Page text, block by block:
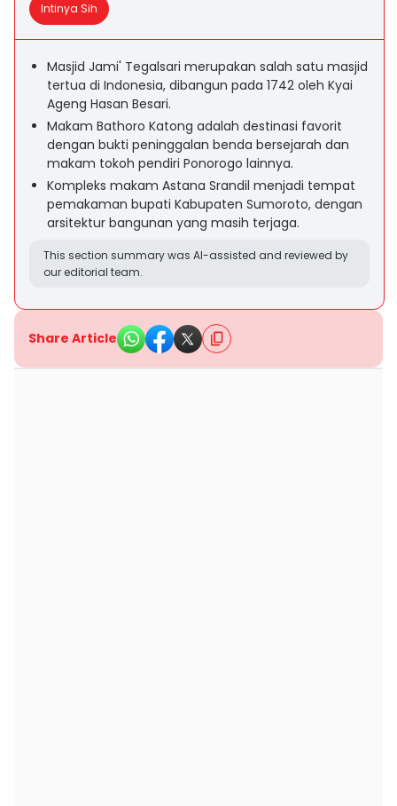
Intinya Sih
Masjid Jami' Tegalsari merupakan salah satu masjid
tertua di Indonesia, dibangun pada 1742 oleh Kyai
Ageng Hasan Besari.
Makam Bathoro Katong adalah destinasi favorit
dengan bukti peninggalan benda bersejarah dan
makam tokoh pendiri Ponorogo lainnya.
Kompleks makam Astana Srandil menjadi tempat
pemakaman bupati Kabupaten Sumoroto, dengan
arsitektur bangunan yang masih terjaga.
This section summary was AI-assisted and reviewed by
our editorial team.
Share Article